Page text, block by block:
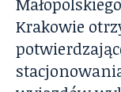
Krakowie